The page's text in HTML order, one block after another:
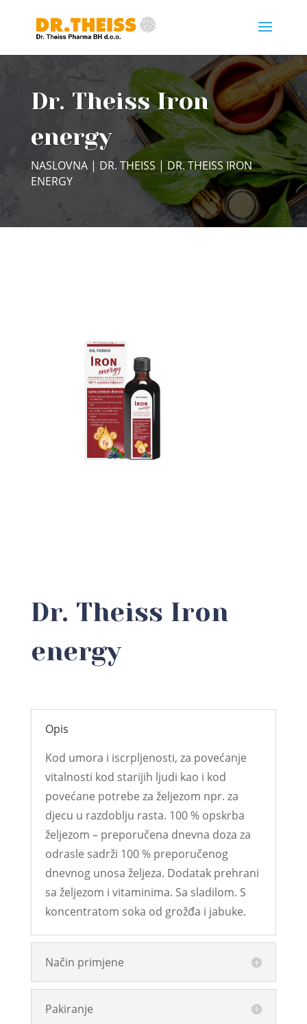
Dr. Theiss Iron
energy
NASLOVNA| DR. THEISS| DR. THEISS IRON
ENERGY
Dr. Theiss Iron
energy
Opis
Kod umora i iscrpljenosti, za povećanje
vitalnosti kod starijih ljudi kao i kod
povećane potrebe za željezom npr. za
djecu u razdoblju rasta. 100 % opskrba
željezom – preporučena dnevna doza za
odrasle sadrži 100 % preporučenog
dnevnog unosa željeza. Dodatak prehrani
sa željezom i vitaminima. Sa sladilom. S
koncentratom soka od grožđa i jabuke.
Način primjene
Pakiranje